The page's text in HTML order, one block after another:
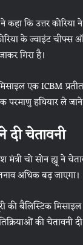
कि उत्तर कोरिया
के ज्वाइंट
गिरा है।
एक ICBM
हथियार ले
दी चेतावनी
चो सोन ह्यू ने
अधिक बढ़ जाएगा।
की बैलिस्टिक
की